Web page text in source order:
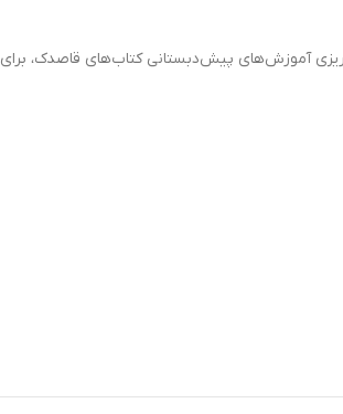
آموزش‌های پیش‌دبستانی کتاب‌های قاصدک، برای